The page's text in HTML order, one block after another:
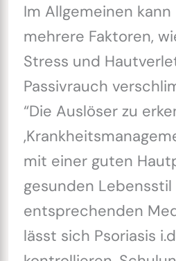
Im Allgemeinen
mehrere Faktoren,
Stress und
Passivrauch
“Die Auslöser zu
mit einer guten
gesunden
entsprechenden
lässt sich Psoriasis